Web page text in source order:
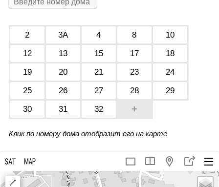
2 3А 4 8
10
12
13 15 17
18
19
20 21 23
24
25
26 27 28
29
30
31 32 +
Клик по номеру дома отобразит его на карте
Draw